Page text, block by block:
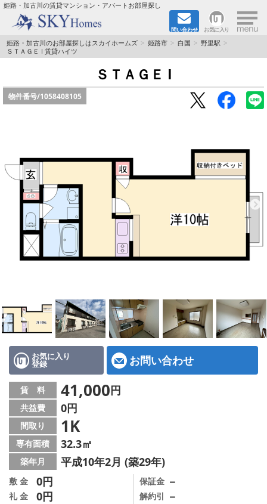
姫路・加古川の賃貸マンション・アパートお部屋探し
問い合わせ お気に入り ×
TOPページ
☆新築物件☆
☆ペット飼育可能物件☆
☆ネット無料☆
路線·駅から探す
地域から探す
スタッフ紹介
店舗情報·アクセス
会社概要
メールでお問い合わせ
姫路・加古川のお部屋探しはスカイホームズ 姫路市 白国
野里駅
ＳＴＡＧＥ I 賃貸ハイツ
ＳＴＡＧＥ I
物件番号/1058408105
お気に入り
登録 お問い合わせ
賃 料 41,000円
共益費 0円
間取り 1K
専有面積 32.3㎡
築年月 平成10年2月 (築29年)
敷 金 0円
礼 金 0円
保証金 －
解約引 －